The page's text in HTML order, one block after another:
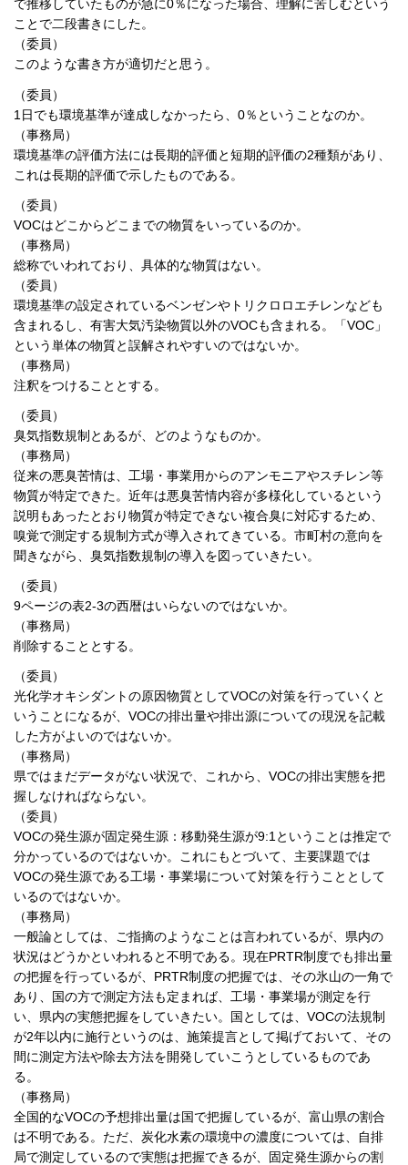
で推移していたものが急に0％になった場合、理解に苦しむという
ことで二段書きにした。
（委員）
このような書き方が適切だと思う。
（委員）
1日でも環境基準が達成しなかったら、0％ということなのか。
（事務局）
環境基準の評価方法には長期的評価と短期的評価の2種類があり、
これは長期的評価で示したものである。
（委員）
VOCはどこからどこまでの物質をいっているのか。
（事務局）
総称でいわれており、具体的な物質はない。
（委員）
環境基準の設定されているベンゼンやトリクロロエチレンなども
含まれるし、有害大気汚染物質以外のVOCも含まれる。「VOC」
という単体の物質と誤解されやすいのではないか。
（事務局）
注釈をつけることとする。
（委員）
臭気指数規制とあるが、どのようなものか。
（事務局）
従来の悪臭苦情は、工場・事業用からのアンモニアやスチレン等
物質が特定できた。近年は悪臭苦情内容が多様化しているという
説明もあったとおり物質が特定できない複合臭に対応するため、
嗅覚で測定する規制方式が導入されてきている。市町村の意向を
聞きながら、臭気指数規制の導入を図っていきたい。
（委員）
9ページの表2-3の西暦はいらないのではないか。
（事務局）
削除することとする。
（委員）
光化学オキシダントの原因物質としてVOCの対策を行っていくと
いうことになるが、VOCの排出量や排出源についての現況を記載
した方がよいのではないか。
（事務局）
県ではまだデータがない状況で、これから、VOCの排出実態を把
握しなければならない。
（委員）
VOCの発生源が固定発生源：移動発生源が9:1ということは推定で
分かっているのではないか。これにもとづいて、主要課題では
VOCの発生源である工場・事業場について対策を行うこととして
いるのではないか。
（事務局）
一般論としては、ご指摘のようなことは言われているが、県内の
状況はどうかといわれると不明である。現在PRTR制度でも排出量
の把握を行っているが、PRTR制度の把握では、その氷山の一角で
あり、国の方で測定方法も定まれば、工場・事業場が測定を行
い、県内の実態把握をしていきたい。国としては、VOCの法規制
が2年以内に施行というのは、施策提言として掲げておいて、その
間に測定方法や除去方法を開発していこうとしているものであ
る。
（事務局）
全国的なVOCの予想排出量は国で把握しているが、富山県の割合
は不明である。ただ、炭化水素の環境中の濃度については、自排
局で測定しているので実態は把握できるが、固定発生源からの割